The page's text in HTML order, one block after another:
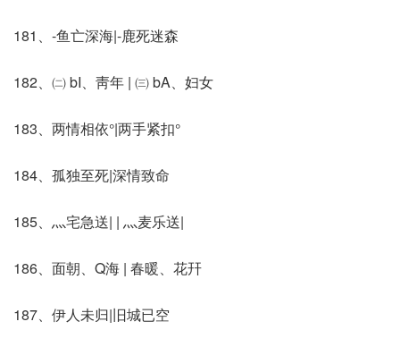
181、-鱼亡深海|-鹿死迷森
182、㈡ bI、靑年 | ㈢ bA、妇女
183、两情相依°|两手紧扣°
184、孤独至死|深情致命
185、灬宅急送| | 灬麦乐送|
186、面朝、Q海 | 春暖、花幵
187、伊人未归|旧城已空